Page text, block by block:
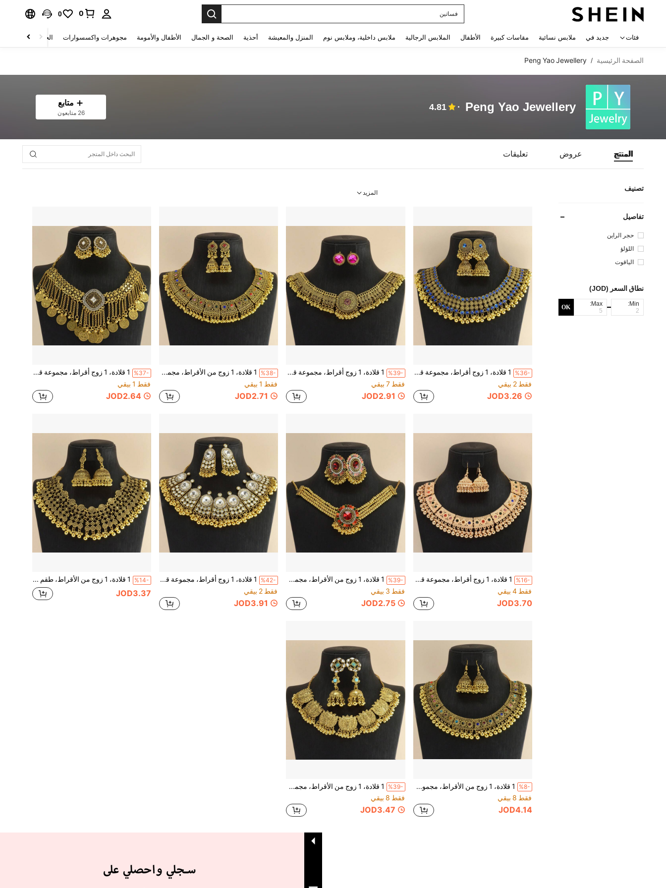
فساتين
0
0
فئات جديد في ملابس نسائية مقاسات كبيرة الأطفال الملابس الرجالية ملابس داخلية، وملابس نوم المنزل والمعيشة أحذية الصحة و الجمال الأطفال والأمومة مجوهرات واكسسوارات الحقائب والأمتعة
الصفحة الرئيسية /
Peng Yao Jewellery
Peng Yao Jewellery
4.81 متابع
26 متابعون
المنتج عروض تعليقات
تصنيف
تفاصيل
حجر الراين
اللؤلؤ
الياقوت
نطاق السعر (JOD)
Min:
Max:
OK
المزيد
%36-
1 قلادة، 1 زوج أقراط، مجموعة قلادة وأقراط، أسلوب قصر فاخر عتيق، سلسلة بنمط قديم محفور بنقاط، أقراط جرس مجوفة فاخرة ثقيلة، قلادة مجوفة منسوجة، وردي، أسلوب ، بوهيمي، أسلوب، كلاسيكي، أنيق، عطلة، سفر، مهرجان، حفل، للنساء
فقط 2 بيقي
JOD3.26
%39-
1 قلادة، 1 زوج أقراط، مجموعة قلادة وأقراط، أسلوب فاخر عتيق، قلادة بنمط بطاقة محفورة متموجة مجوفة، أقراط مرصعة بزجاج كبير وراينستون دقيق، بوهيمي، شرقي أوسطي، أوروبي وأمريكي، كلاسيكي، أنيق، عطلة، سفر، مهرجان، حفل، للنساء
فقط 7 بيقي
JOD2.91
%38-
1 قلادة، 1 زوج من الأقراط، مجموعة قلادة وأقراط، قلادة سلسلة مجوفة محفورة بشكل هندسي لا نهائي، أقراط صغيرة رقيقة بشكل برج زهري، مرصعة بجزيئات براقة فاخرة، الشرق الأوسط، الأوروبية والأمريكية، البوهيمية، الكلاسيكية، الأنيقة، العطلات، السفر، المهرجانات، الحفلات، ملابس النساء
فقط 1 بيقي
JOD2.71
%37-
1 قلادة، 1 زوج أقراط، مجموعة قلادة وأقراط، أسلوب القصر العتيق، فاخرة، سلسلة عملة شرابة، تصميم زهرة منسوجة من الفيلغري، بوهيمي، كلاسيكي، أنيق، عطلة، سفر، مهرجان، حفل، للنساء
فقط 1 بيقي
JOD2.64
%16-
1 قلادة، 1 زوج أقراط، مجموعة قلادة وأقراط، خرز دائري مع شرابة، قلادة سلسلة منقوشة بنقاط متماثلة، أقراط شرابة منقوشة مجوفة دائرية، بوهيمي، كلاسيكي، أنيق، عطلة، سفر، مهرجان، حفل، للنساء
فقط 4 بيقي
JOD3.70
%39-
1 قلادة، 1 زوج من الأقراط، مجموعة قلادة وأقراط، قلادة متعددة الخيوط مزينة بالخرز مع قلادة شرابة زهرة عباد الشمس الملونة الكبيرة، أقراط زهرة عباد الشمس الملونة المرصعة بأحجار كريمة زجاجية كبيرة، الشرق الأوسط، أوروبي، بوهيمي، كلاسيكي، أنيق، عطلة، سفر، مهرجان، حفل، للنساء
فقط 3 بيقي
JOD2.75
%42-
1 قلادة، 1 زوج أقراط، مجموعة قلادة وأقراط، قلادة ثقيلة، أقراط ثقيلة، قلادة سلسلة على شكل درع، أقراط محفورة مفرغة على شكل درع، أقراط وقلادة مرصعة بجزيئات لامعة، ، أوروبي وأمريكي، بوهيمي، كلاسيكي، أنيق، عطلة، سفر، مهرجان، حفل، للنساء
فقط 2 بيقي
JOD3.91
%14- 1 قلادة، 1 زوج من الأقراط، طقم قلادة وأقراط زخرفي فاخر بأسلوب القصر العتيق، تصميم بتلات متماثل بسلسلة أنيقة، قلادة بأسلوب منسوج مجوف، أقراط جرس، بوهيمي، أسلوب، كلاسيكي، أنيق، عطلة، سفر، مهرجان، حفل، للنساء
JOD3.37
%8-
1 قلادة، 1 زوج من الأقراط، مجموعة قلادة وأقراط عصرية، خرز دائري مع شرابات، قلادة سلسلة مزخرفة بنقوش زهرية متماثلة، أقراط شرابات مجوفة دائرية مزخرفة، بوهيمي، كلاسيكي، أنيق، عطلة، سفر، مهرجان، حفلة، للنساء
فقط 8 بيقي
JOD4.14
%39-
1 قلادة، 1 زوج من الأقراط، مجموعة قلادة وأقراط زخرفية فاخرة بأسلوب القصر العتيق، قلادة سلسلة بشكل اللوتس الإجمالي، بتلات منحوتة بدقة، هيكل أقراط رقيق، زهرة من الراينستون الزجاجي مرصعة بشرابات جرس القبعة على الأقراط، بوهيمي، أسلوب، كلاسيكي، أنيق، عطلة، سفر، مهرجان، حفل، للنساء
فقط 8 بيقي
JOD3.47
إجمالي 1 صفحة